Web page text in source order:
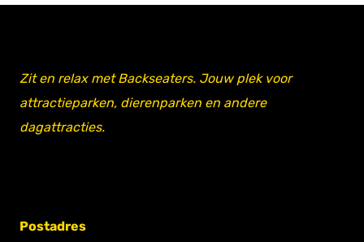
Zit en relax met Backseaters. Jouw plek voor
attractieparken, dierenparken en andere
dagattracties.
Postadres